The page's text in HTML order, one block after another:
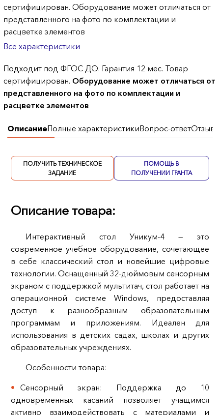
сертифицирован. Оборудование может отличаться от
представленного на фото по комплектации и
расцветке элементов
Все характеристики
Подходит под ФГОС ДО. Гарантия 12 мес. Товар
сертифицирован. Оборудование может отличаться от
представленного на фото по комплектации и
расцветке элементов
ОписаниеПолные характеристикиВопрос-ответОтзывы
ПОЛУЧИТЬ ТЕХНИЧЕСКОЕ
ЗАДАНИЕ
ПОМОЩЬ В
ПОЛУЧЕНИИ ГРАНТА
Описание товара:
Интерактивный стол Уникум-4 — это
современное учебное оборудование, сочетающее
в себе классический стол и новейшие цифровые
технологии. Оснащенный 32-дюймовым сенсорным
экраном с поддержкой мультитач, стол работает на
операционной системе Windows, предоставляя
доступ к разнообразным образовательным
программам и приложениям. Идеален для
использования в детских садах, школах и других
образовательных учреждениях.
Особенности товара:
Сенсорный экран: Поддержка до 10
одновременных касаний позволяет учащимся
активно взаимодействовать с материалами и